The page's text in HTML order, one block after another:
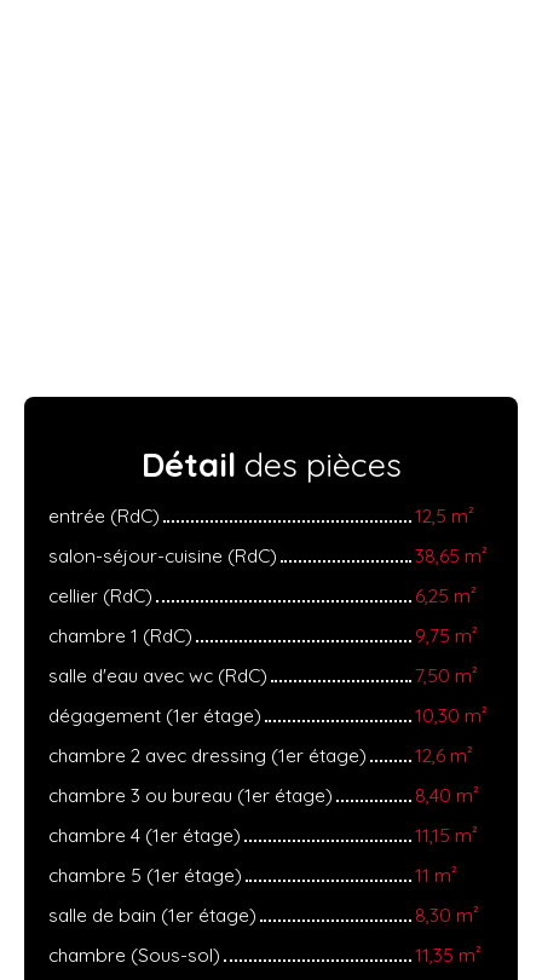
Détail des pièces
entrée (RdC)
12,5 m²
salon-séjour-cuisine (RdC)
38,65 m²
cellier (RdC)
6,25 m²
chambre 1 (RdC)
9,75 m²
salle d'eau avec wc (RdC)
7,50 m²
dégagement (1er étage)
10,30 m²
chambre 2 avec dressing (1er étage)
12,6 m²
chambre 3 ou bureau (1er étage)
8,40 m²
chambre 4 (1er étage)
11,15 m²
chambre 5 (1er étage)
11 m²
salle de bain (1er étage)
8,30 m²
chambre (Sous-sol)
11,35 m²